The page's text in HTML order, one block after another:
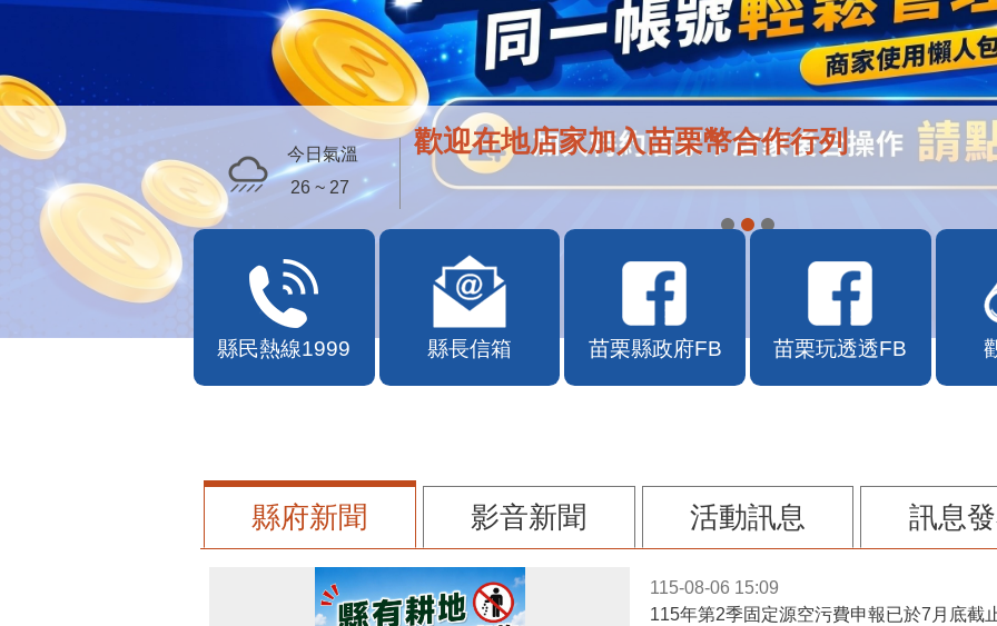
歡迎在地店家加入苗栗幣合作行列
今日氣溫
26 ~ 27
縣民熱線1999 縣長信箱 苗栗縣政府FB 苗栗玩透透FB
縣府新聞 影音新聞 活動訊息 訊息
115-08-06 15:09